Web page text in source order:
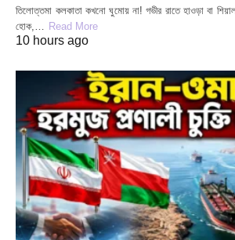
তিলোত্তমা কলকাতা কখনো ঘুমোয় না! গভীর রাতে হাওড়া বা
হোক,… Read More
10 hours ago